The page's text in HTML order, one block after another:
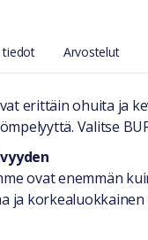
tiedot Arvostelut
erittäin ohuita ja
Valitse
ovat enemmän
ja